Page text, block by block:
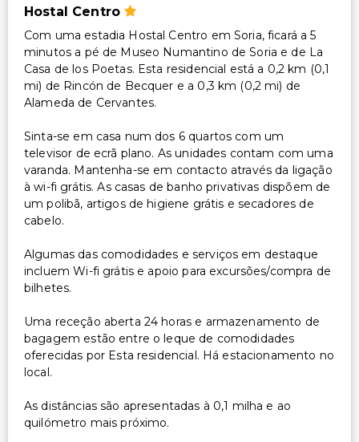
Hostal Centro
Com uma estadia Hostal Centro em Soria, ficará a 5
minutos a pé de Museo Numantino de Soria e de La
Casa de los Poetas. Esta residencial está a 0,2 km (0,1
mi) de Rincón de Becquer e a 0,3 km (0,2 mi) de
Alameda de Cervantes.
Sinta-se em casa num dos 6 quartos com um
televisor de ecrã plano. As unidades contam com uma
varanda. Mantenha-se em contacto através da ligação
à wi-fi grátis. As casas de banho privativas dispõem de
um polibã, artigos de higiene grátis e secadores de
cabelo.
Algumas das comodidades e serviços em destaque
incluem Wi-fi grátis e apoio para excursões/compra de
bilhetes.
Uma receção aberta 24 horas e armazenamento de
bagagem estão entre o leque de comodidades
oferecidas por Esta residencial. Há estacionamento no
local.
As distâncias são apresentadas à 0,1 milha e ao
quilómetro mais próximo.